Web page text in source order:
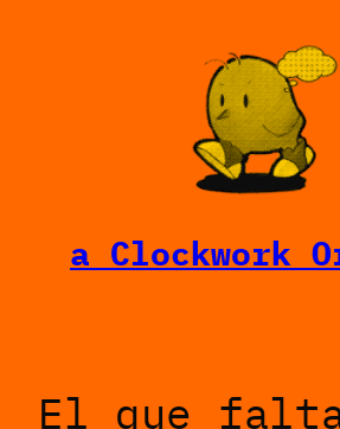
a Clockwork
El que